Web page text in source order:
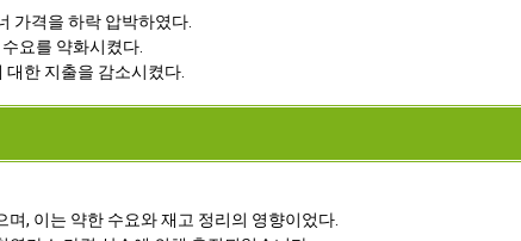
가격을 하락 압박하였다.
요를 약화시켰다.
한 지출을 감소시켰다.
, 이는 약한 수요와 재고 정리의 영향이었다.